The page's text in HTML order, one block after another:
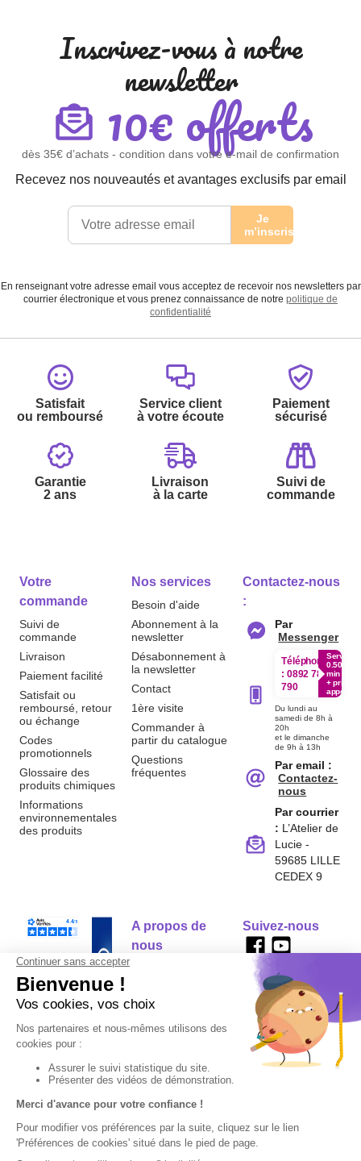
Inscrivez-vous à notre
newsletter
10€ offerts
dès 35€ d’achats - condition dans votre e-mail de confirmation
Recevez nos nouveautés et avantages exclusifs par email
Je
m’inscris
En renseignant votre adresse email vous acceptez de recevoir nos newsletters par
courrier électronique et vous prenez connaissance de notre politique de
confidentialité
Satisfait
ou remboursé
Service client
à votre écoute
Paiement
sécurisé
Garantie
2 ans
Livraison
à la carte
Suivi de
commande
Votre
commande
Suivi de
commande
Livraison
Paiement facilité
Satisfait ou
remboursé, retour
ou échange
Codes
promotionnels
Glossaire des
produits chimiques
Informations
environnementales
des produits
Nos services
Besoin d'aide
Abonnement à la
newsletter
Désabonnement à
la newsletter
Contact
1ère visite
Commander à
partir du catalogue
Questions
fréquentes
A propos de
nous
Contactez-nous
:
Par
Messenger
Téléphone
: 0892 780
790
Service
0.50€ /
min
+ prix
appel
Du lundi au
samedi de 8h à
20h
et le dimanche
de 9h à 13h
Par email :
Contactez-
nous
Par courrier
: L’Atelier de
Lucie -
59685 LILLE
CEDEX 9
Suivez-nous
Données
personnelles et
cookies
Conditions
générales de
vente